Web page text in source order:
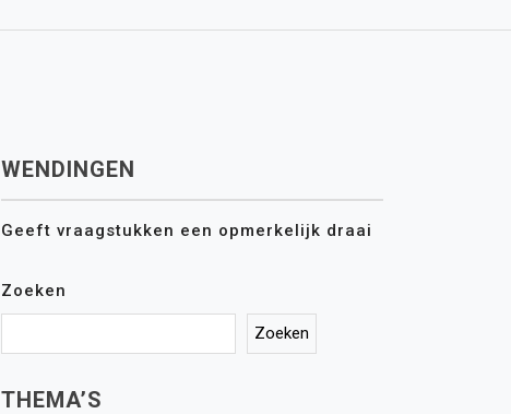
WENDINGEN
Geeft vraagstukken een opmerkelijk draai
Zoeken
Zoeken
THEMA’S